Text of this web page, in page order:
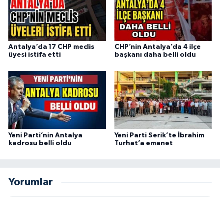
Antalya’da 17 CHP meclis
üyesi istifa etti
CHP’nin Antalya’da 4 ilçe
başkanı daha belli oldu
Yeni Parti’nin Antalya
kadrosu belli oldu
Yeni Parti Serik’te İbrahim
Turhat’a emanet
Yorumlar